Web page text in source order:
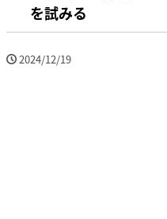
を試みる
2024/12/19